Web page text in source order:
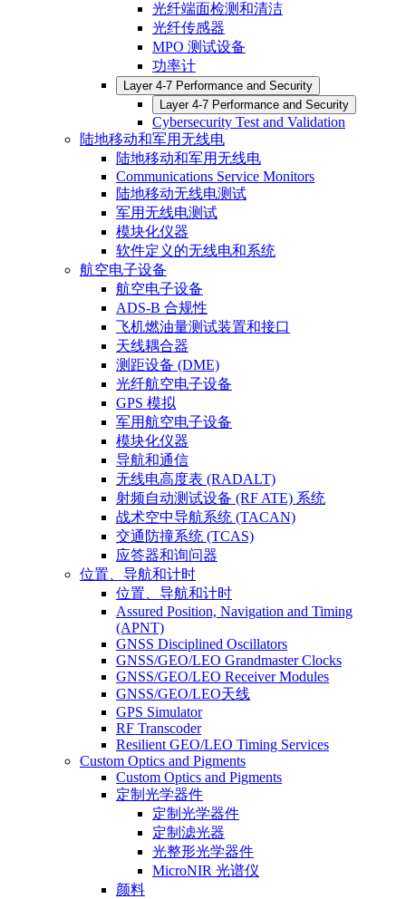
光纤端面检测和清洁
光纤传感器
MPO 测试设备
功率计
Layer 4-7 Performance and Security
Layer 4-7 Performance and Security
Cybersecurity Test and Validation
陆地移动和军用无线电
陆地移动和军用无线电
Communications Service Monitors
陆地移动无线电测试
军用无线电测试
模块化仪器
软件定义的无线电和系统
航空电子设备
航空电子设备
ADS-B 合规性
飞机燃油量测试装置和接口
天线耦合器
测距设备 (DME)
光纤航空电子设备
GPS 模拟
军用航空电子设备
模块化仪器
导航和通信
无线电高度表 (RADALT)
射频自动测试设备 (RF ATE) 系统
战术空中导航系统 (TACAN)
交通防撞系统 (TCAS)
应答器和询问器
位置、导航和计时
位置、导航和计时
Assured Position, Navigation and Timing
(APNT)
GNSS Disciplined Oscillators
GNSS/GEO/LEO Grandmaster Clocks
GNSS/GEO/LEO Receiver Modules
GNSS/GEO/LEO天线
GPS Simulator
RF Transcoder
Resilient GEO/LEO Timing Services
Custom Optics and Pigments
Custom Optics and Pigments
定制光学器件
定制光学器件
定制滤光器
光整形光学器件
MicroNIR 光谱仪
颜料